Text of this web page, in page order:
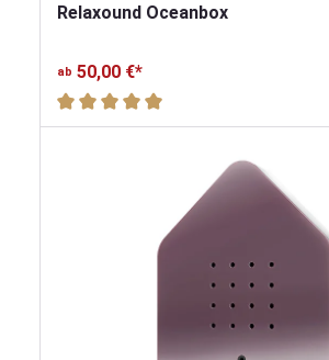
Relaxound Oceanbox
ab 50,00 €*
Durchschnittliche Bewertung von 5